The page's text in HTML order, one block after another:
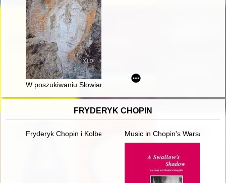
W poszukiwaniu Słowian na ziemiach polskich - kultura
FRYDERYK CHOPIN
Fryderyk Chopin i Kolbergowie. Wspomnienia i inspiracje
Music in Chopin's Warsaw